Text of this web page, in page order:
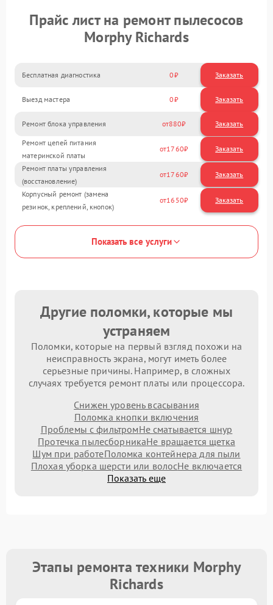
Прайс лист на ремонт пылесосов
Morphy Richards
Бесплатная диагностика 0 Заказать
Выезд мастера 0 Заказать
Ремонт блока управления 880
Ремонт цепей питания
материнской платы
1760
Ремонт платы управления
(восстановление)
1760
Корпусный ремонт (замена
резинок, креплений, кнопок)
1650
Показать все услуги
Другие поломки, которые мы
устраняем
Поломки, которые на первый взгляд похожи на
неисправность экрана, могут иметь более
серьезные причины. Например, в сложных
случаях требуется ремонт платы или процессора.
Снижен уровень всасывания
Поломка кнопки включения
Проблемы с фильтромНе сматывается шнур
Протечка пылесборникаНе вращается щетка
Шум при работеПоломка контейнера для пыли
Плохая уборка шерсти или волосНе включается
Показать еще
Этапы ремонта техники Morphy
Richards